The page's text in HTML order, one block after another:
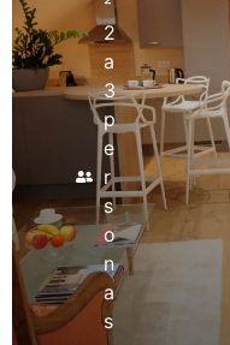
2
a
3
p
e
r
s
o
n
a
s